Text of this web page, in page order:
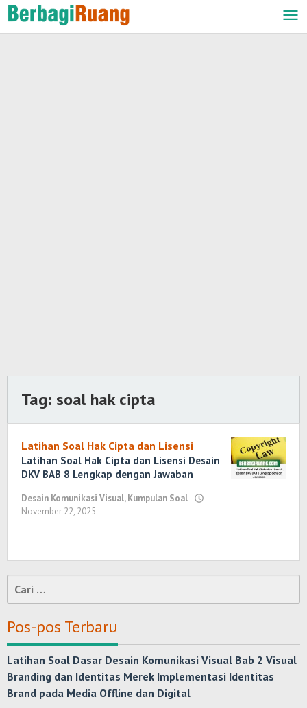
Lewati
ke
Tag: soal hak cipta
Latihan Soal Hak Cipta dan Lisensi
Latihan Soal Hak Cipta dan Lisensi Desain
DKV BAB 8 Lengkap dengan Jawaban
Desain Komunikasi Visual,Kumpulan Soal
November 22, 2025
Cari
untuk:
Pos-pos Terbaru
Latihan Soal Dasar Desain Komunikasi Visual Bab 2 Visual
Branding dan Identitas Merek Implementasi Identitas
Brand pada Media Offline dan Digital